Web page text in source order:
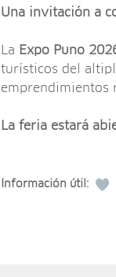
Una invitación a
La Expo Puno
turísticos del
emprendimientos
La feria estará
Información útil: